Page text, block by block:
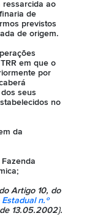
ressarcida ao
de
previstos
de origem.
em que o
por
seus
no
da
Artigo 10, do
n.º
13.05.2002}.